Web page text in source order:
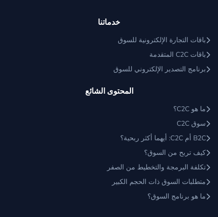
خدماتنا
باقات التجارة الإلكترونية للسوق
باقات C2C المتقدمة
برنامج التصدير الإلكتروني للسوق
المحتوى الشائع
ما هو C2C؟
سوق C2C
B2C أم C2C: أيهما أكثر ربحية؟
كيف تربح من السوق؟
تكلفة البرمجة والتخطيط من الصفر
متطلبات السوق ذات الحجم الكبير
ما هو برنامج السوق؟